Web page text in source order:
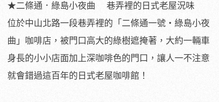
★二條通．綠島小夜曲 巷弄裡的日式老屋況味
位於中山北路一段巷弄裡的「二條通一號‧綠島小夜
曲」咖啡店，被門口高大的綠樹遮掩著，大約一輛車
身長的小小店面加上深咖啡色的門口，讓人一不注意
就會錯過這百年的日式老屋咖啡館！